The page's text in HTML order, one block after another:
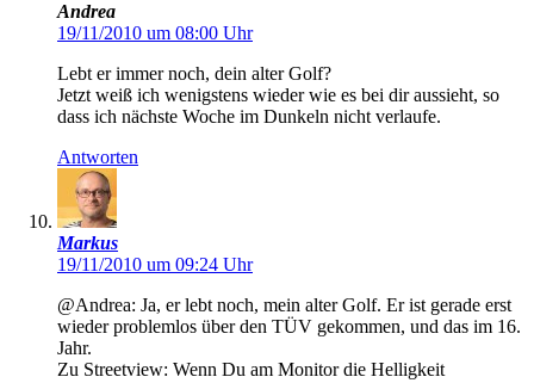
Andrea
19/11/2010 um 08:00 Uhr
Lebt er immer noch, dein alter Golf?
Jetzt weiß ich wenigstens wieder wie es bei dir aussieht, so
dass ich nächste Woche im Dunkeln nicht verlaufe.
Antworten
Markus
19/11/2010 um 09:24 Uhr
@Andrea: Ja, er lebt noch, mein alter Golf. Er ist gerade erst
wieder problemlos über den TÜV gekommen, und das im 16.
Jahr.
Zu Streetview: Wenn Du am Monitor die Helligkeit